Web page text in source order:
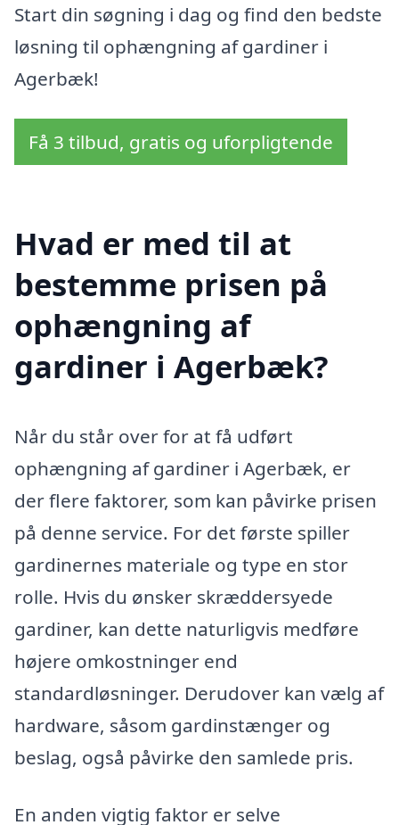
Start din søgning i dag og find den bedste
løsning til ophængning af gardiner i
Agerbæk!
Få 3 tilbud, gratis og uforpligtende
Hvad er med til at
bestemme prisen på
ophængning af
gardiner i Agerbæk?
Når du står over for at få udført
ophængning af gardiner i Agerbæk, er
der flere faktorer, som kan påvirke prisen
på denne service. For det første spiller
gardinernes materiale og type en stor
rolle. Hvis du ønsker skræddersyede
gardiner, kan dette naturligvis medføre
højere omkostninger end
standardløsninger. Derudover kan vælg af
hardware, såsom gardinstænger og
beslag, også påvirke den samlede pris.
En anden vigtig faktor er selve